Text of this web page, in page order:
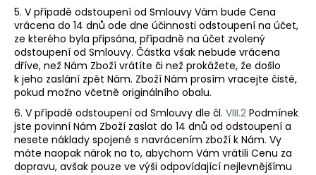
5. V případě odstoupení od Smlouvy Vám bude Cena
vrácena do 14 dnů ode dne účinnosti odstoupení na účet,
ze kterého byla připsána, případně na účet zvolený
odstoupení od Smlouvy. Částka však nebude vrácena
dříve, než Nám Zboží vrátíte či než prokážete, že došlo
k jeho zaslání zpět Nám. Zboží Nám prosím vracejte čisté,
pokud možno včetně originálního obalu.
6. V případě odstoupení od Smlouvy dle čl. VIII.2 Podmínek
jste povinní Nám Zboží zaslat do 14 dnů od odstoupení a
nesete náklady spojené s navrácením zboží k Nám. Vy
máte naopak nárok na to, abychom Vám vrátili Cenu za
dopravu, avšak pouze ve výši odpovídající nejlevnějšímu